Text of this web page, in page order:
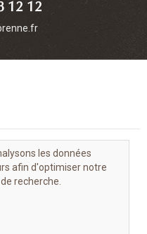
12 12
les données
afin d'optimiser notre
recherche.